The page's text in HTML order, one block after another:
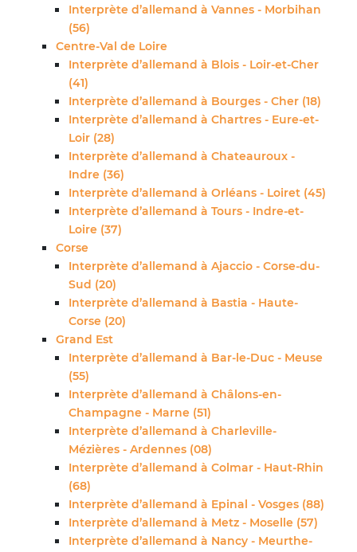
Interprète d’allemand à Vannes - Morbihan
(56)
Centre-Val de Loire
Interprète d’allemand à Blois - Loir-et-Cher
(41)
Interprète d’allemand à Bourges - Cher (18)
Interprète d’allemand à Chartres - Eure-et-
Loir (28)
Interprète d’allemand à Chateauroux -
Indre (36)
Interprète d’allemand à Orléans - Loiret (45)
Interprète d’allemand à Tours - Indre-et-
Loire (37)
Corse
Interprète d’allemand à Ajaccio - Corse-du-
Sud (20)
Interprète d’allemand à Bastia - Haute-
Corse (20)
Grand Est
Interprète d’allemand à Bar-le-Duc - Meuse
(55)
Interprète d’allemand à Châlons-en-
Champagne - Marne (51)
Interprète d’allemand à Charleville-
Mézières - Ardennes (08)
Interprète d’allemand à Colmar - Haut-Rhin
(68)
Interprète d’allemand à Epinal - Vosges (88)
Interprète d’allemand à Metz - Moselle (57)
Interprète d’allemand à Nancy - Meurthe-